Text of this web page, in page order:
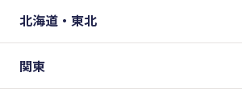
北海道・東北
関東